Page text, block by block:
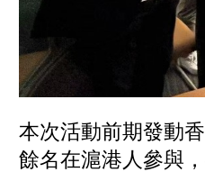
本次活動前期發動
餘名在滬港人參與